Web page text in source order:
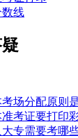
数线
场分配原则
考证要打印
专需要考哪